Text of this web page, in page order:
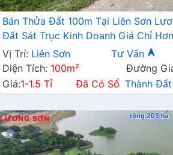
Bán Thửa Đất 100m Tại Liên Sơn
Đất Sát Trục Kinh Doanh Giá Chỉ
Vị Trí: Liên Sơn Tư Vấn
Diện Tích: 100m²
Đường
Giá:1-1.5 Tỉ Đã Có Sổ Thành
LƯƠNG SƠN